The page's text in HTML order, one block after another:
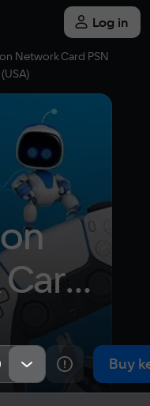
Log in
Network Card PSN
US Buy
US